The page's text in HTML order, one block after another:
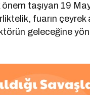
taşıyan 19
fuarın çeyrek
geleceğine